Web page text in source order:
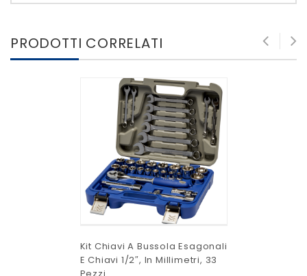
PRODOTTI CORRELATI
Kit Chiavi A Bussola Esagonali
E Chiavi 1/2″, In Millimetri, 33